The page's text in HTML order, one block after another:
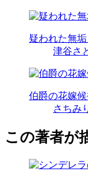
疑われた無垢
津谷さ
伯爵の花嫁
さちみ
この著者が